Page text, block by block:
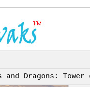
and Dragons: